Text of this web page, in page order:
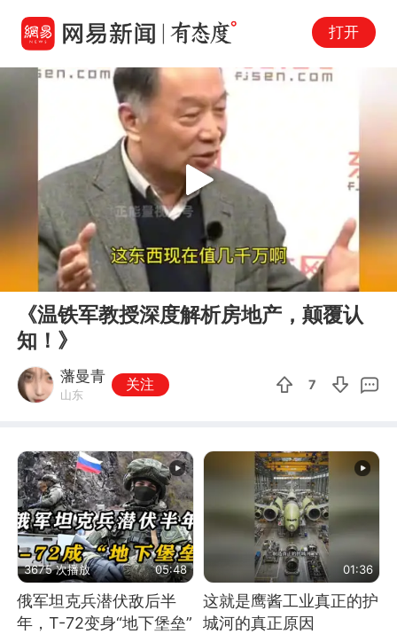
打开
00:00 00:47
Play
《温铁军教授深度解析房地产，颠覆认
知！》
藩曼青
山东
关注 7
3675 次播放 05:48
俄军坦克兵潜伏敌后半
年，T-72变身“地下堡垒”
01:36
这就是鹰酱工业真正的护
城河的真正原因